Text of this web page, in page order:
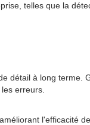
telles que la
détail à long terme.
erreurs.
l'efficacité